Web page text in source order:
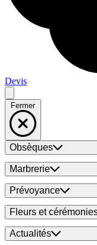
Devis
Fermer
Obsèques
Marbrerie
Prévoyance
Fleurs et
Actualités